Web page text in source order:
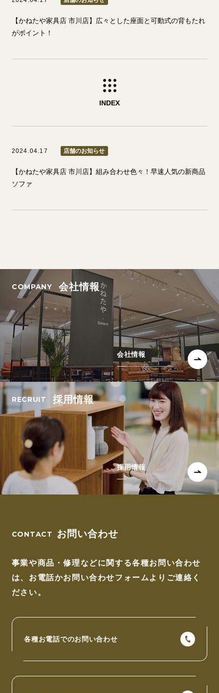
【かねたや家具店 市川店】広々とした座面と可動式の背もたれ
がポイント！
INDEX
2024.04.17 店舗のお知らせ
【かねたや家具店 市川店】組み合わせ色々！早速人気の新商品
ソファ
会社情報
会社情報
採用情報
採用情報
お問い合わせ
事業や商品・修理などに関する各種お問い合わせ
は、 お電話かお問い合わせフォームよりご連絡く
ださい。
各種お電話でのお問い合わせ